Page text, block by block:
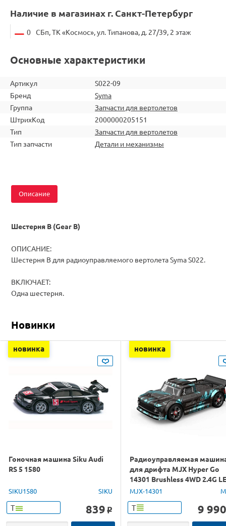
Наличие в магазинах г. Санкт-Петербург
0 СБп, ТК «Космос», ул. Типанова, д. 27/39, 2 этаж
Основные характеристики
Артикул
S022-09
Бренд
Syma
Группа
Запчасти для вертолетов
ШтрихКод
2000000205151
Тип
Запчасти для вертолетов
Тип запчасти
Детали и механизмы
Описание
Шестерня В (Gear B)
ОПИСАНИЕ:
Шестерня В для радиоуправляемого вертолета Syma S022.
ВКЛЮЧАЕТ:
Одна шестерня.
Новинки
новинка
Гоночная машина Siku Audi
RS 5 1580
SIKU1580 SIKU
Т 839 o
новинка
Радиоуправляемая
для дрифта MJX Hyper Go
14301 Brushless 4WD 2.4G
1/14 RTR
MJX-14301
Т 9 990